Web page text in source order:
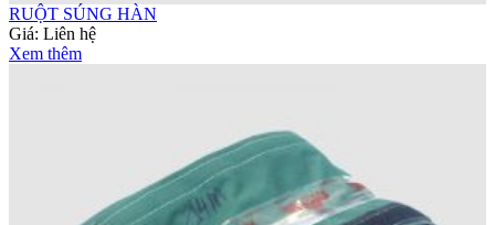
RUỘT SÚNG HÀN
Giá: Liên hệ
Xem thêm